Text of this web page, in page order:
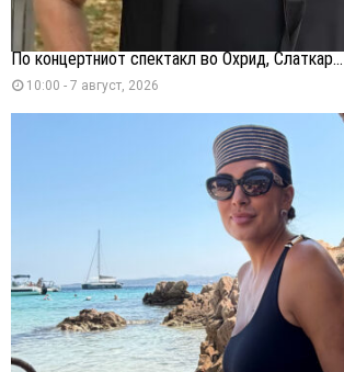
По концертниот спектакл во Охрид, Слаткар...
10:00 - 7 август, 2026